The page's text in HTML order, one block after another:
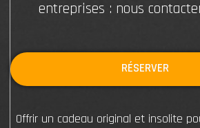
entreprises : nous
RÉSERVER
Offrir un cadeau original et insolite